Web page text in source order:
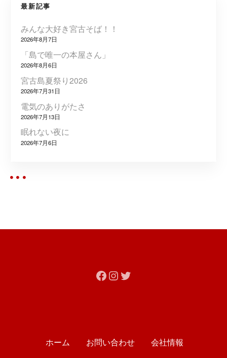
ゲ
ー
シ
ョ
ン
最新記事
みんな大好き宮古そば！！
2026年8月7日
「島で唯一の本屋さん」
2026年8月6日
宮古島夏祭り2026
2026年7月31日
電気のありがたさ
2026年7月13日
眠れない夜に
2026年7月6日
Facebook Instagram Twitter
ホーム お問い合わせ 会社情報